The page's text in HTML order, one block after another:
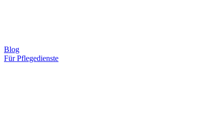
Blog
Für Pflegedienste